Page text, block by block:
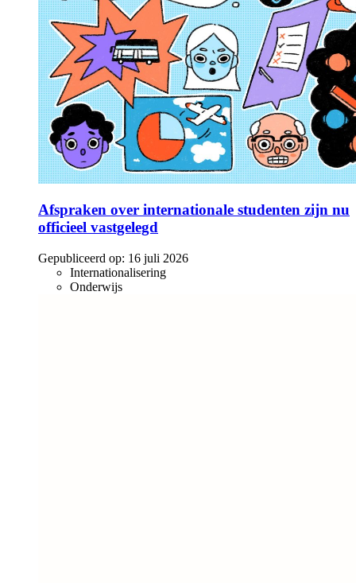
Afspraken over internationale studenten zijn nu
officieel vastgelegd
Gepubliceerd op: 16 juli 2026
Internationalisering
Onderwijs